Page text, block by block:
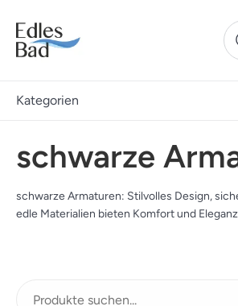
Kategorien
schwarze
schwarze Armaturen: Stilvolles Design,
edle Materialien bieten Komfort und